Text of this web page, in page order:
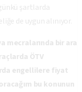
şartlarda
de uygun alınıyor.
mecralarında bir ara
ÖTV
engellilere fiyat
bu konunun